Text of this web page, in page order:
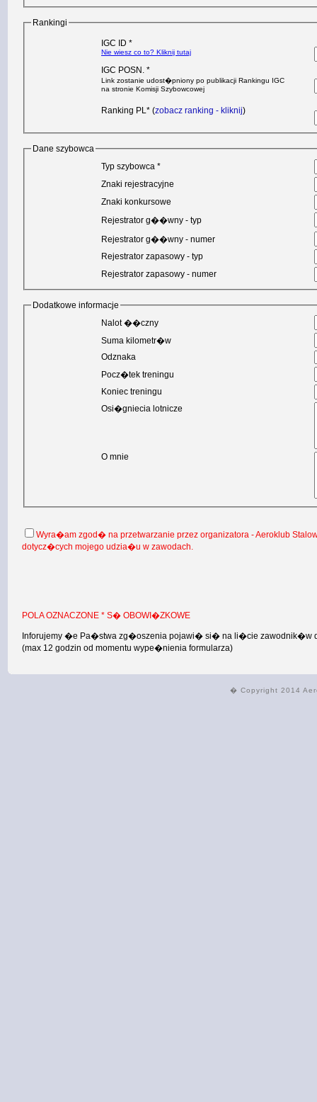
Rankingi
IGC ID *
Nie wiesz co to? Kliknij tutaj
IGC POSN. *
Link zostanie udost�pniony po publikacji Rankingu IGC
na stronie Komisji Szybowcowej
Ranking PL* (zobacz ranking - kliknij)
Dane szybowca
Typ szybowca *
Znaki rejestracyjne
Znaki konkursowe
Rejestrator g��wny - typ
Rejestrator g��wny - numer
Rejestrator zapasowy - typ
Rejestrator zapasowy - numer
Dodatkowe informacje
Nalot ��czny
Suma kilometr�w
Odznaka
Pocz�tek treningu
Koniec treningu
Osi�gniecia lotnicze
O mnie
Wyra�am zgod� na przetwarzanie przez organizatora - Aeroklub
dotycz�cych mojego udzia�u w zawodach.
POLA OZNACZONE * S� OBOWI�ZKOWE
Inforujemy �e Pa�stwa zg�oszenia pojawi� si� na li�cie zawodnik�w
(max 12 godzin od momentu wype�nienia formularza)
� Copyright 2014